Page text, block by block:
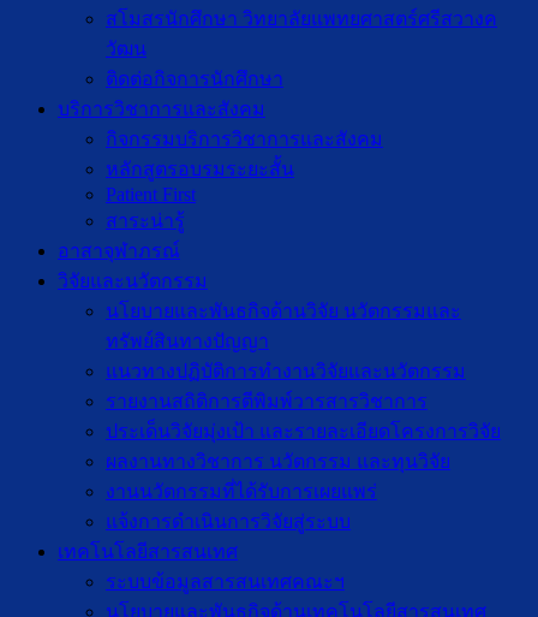
สโมสรนักศึกษา วิทยาลัยแพทยศาสตร์ศรีสวางค
วัฒน
ติดต่อกิจการนักศึกษา
บริการวิชาการและสังคม
กิจกรรมบริการวิชาการและสังคม
หลักสูตรอบรมระยะสั้น
Patient First
สาระน่ารู้
อาสาจุฬาภรณ์
วิจัยและนวัตกรรม
นโยบายและพันธกิจด้านวิจัย นวัตกรรมและ
ทรัพย์สินทางปัญญา
แนวทางปฏิบัติการทำงานวิจัยและนวัตกรรม
รายงานสถิติการตีพิมพ์วารสารวิชาการ
ประเด็นวิจัยมุ่งเป้า และรายละเอียดโครงการวิจัย
ผลงานทางวิชาการ นวัตกรรม และทุนวิจัย
งานนวัตกรรมที่ได้รับการเผยแพร่
แจ้งการดำเนินการวิจัยสู่ระบบ
เทคโนโลยีสารสนเทศ
ระบบข้อมูลสารสนเทศคณะฯ
นโยบายและพันธกิจด้านเทคโนโลยีสารสนเทศ